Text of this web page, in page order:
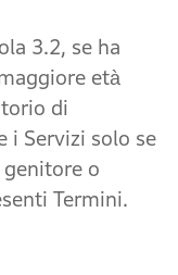
3.2, se ha
età
di
i Servizi solo se
o
Termini.